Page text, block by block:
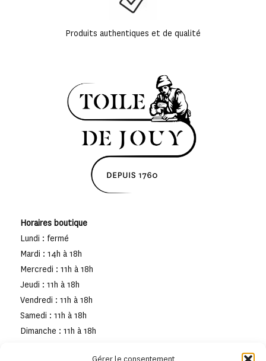
Produits authentiques et de qualité
Horaires boutique
Lundi : fermé
Mardi : 14h à 18h
Mercredi : 11h à 18h
Jeudi : 11h à 18h
Vendredi : 11h à 18h
Samedi : 11h à 18h
Dimanche : 11h à 18h